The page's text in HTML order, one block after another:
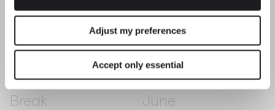
Adjust my preferences
Accept only essential
PARED
Palo alto
PIE Y SOBREMESA
Break June